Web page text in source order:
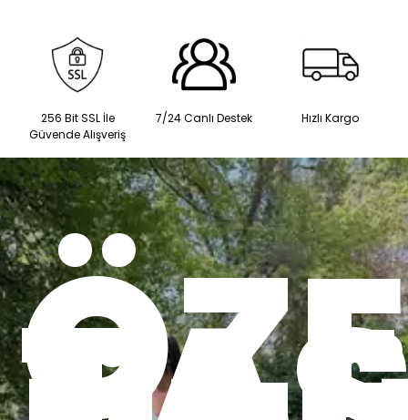
256 Bit SSL İle
Güvende Alışveriş
7/24 Canlı Destek Hızlı Kargo